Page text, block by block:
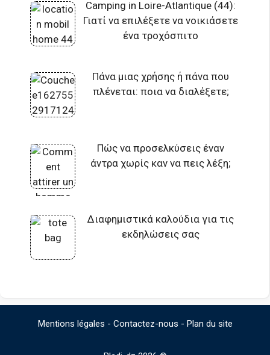
Camping in Loire-Atlantique (44):
Γιατί να επιλέξετε να νοικιάσετε
ένα τροχόσπιτο
Πάνα μιας χρήσης ή πάνα που
πλένεται: ποια να διαλέξετε;
Πώς να προσελκύσεις έναν
άντρα χωρίς καν να πεις λέξη;
Διαφημιστικά καλούδια για τις
εκδηλώσεις σας
Mentions légales - Contactez-nous - Plan du site